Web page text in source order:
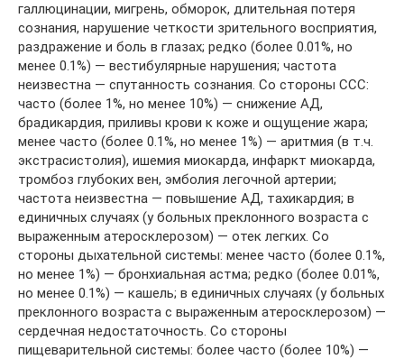
галлюцинации, мигрень, обморок, длительная потеря
сознания, нарушение четкости зрительного восприятия,
раздражение и боль в глазах; редко (более 0.01%, но
менее 0.1%) — вестибулярные нарушения; частота
неизвестна — спутанность сознания. Со стороны ССС:
часто (более 1%, но менее 10%) — снижение АД,
брадикардия, приливы крови к коже и ощущение жара;
менее часто (более 0.1%, но менее 1%) — аритмия (в т.ч.
экстрасистолия), ишемия миокарда, инфаркт миокарда,
тромбоз глубоких вен, эмболия легочной артерии;
частота неизвестна — повышение АД, тахикардия; в
единичных случаях (у больных преклонного возраста с
выраженным атеросклерозом) — отек легких. Со
стороны дыхательной системы: менее часто (более 0.1%,
но менее 1%) — бронхиальная астма; редко (более 0.01%,
но менее 0.1%) — кашель; в единичных случаях (у больных
преклонного возраста с выраженным атеросклерозом) —
сердечная недостаточность. Со стороны
пищеварительной системы: более часто (более 10%) —